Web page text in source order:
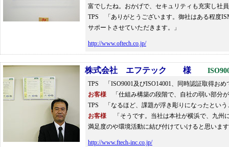
富でしたね。おかげで、セキュリティも充実し社
TPS 「ありがとうございます。御社はある程度
サポートさせていただきます。」
http://www.oftech.co.jp/
株式会社 エフテック 様
TPS 「ISO9001及びISO14001、同時認証取得お
お客様 「仕組み構築の段階で、自社の弱い部分
TPS 「なるほど、課題が浮き彫りになったという
お客様
「そうです。当社は本社が横浜で、九州
満足度のや環境活動に結び付けていけると思いま
http://www.ftech-inc.co.jp/